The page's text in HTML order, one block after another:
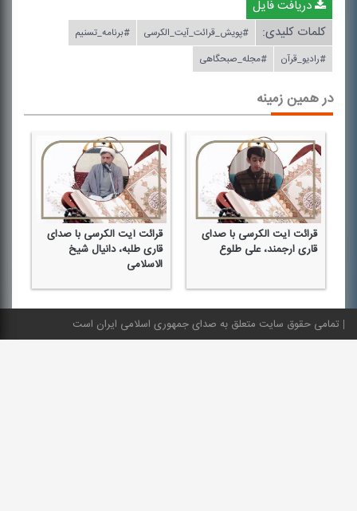
دریافت فایل
کلمات کلیدی:
#پویش_قرائت_آیت_الكرسی
#برنامه_تسنیم
#رادیو_قرآن
#مجله_صبحگاهی
در همین زمینه
قرائت آیت الكرسی با صدای
قاری ارجمند، علی طلوع
قرائت آیت الكرسی با صدای
قاری طلبه، دانیال شیخ
الاسلامی
تمامی حقوق سایت متعلق به صدای جمهوری اسلامی ایران است